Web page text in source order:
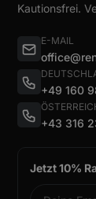
Kautionsfrei.
E-MAIL
+49 160
+43 316
Jetzt 10%